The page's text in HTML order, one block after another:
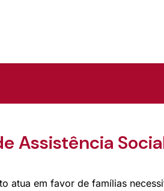
Assistência
atua em favor de famílias